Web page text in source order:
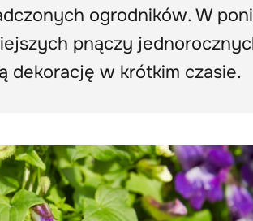
ogrodników. W
pnączy
dekorację w krótkim czasie.